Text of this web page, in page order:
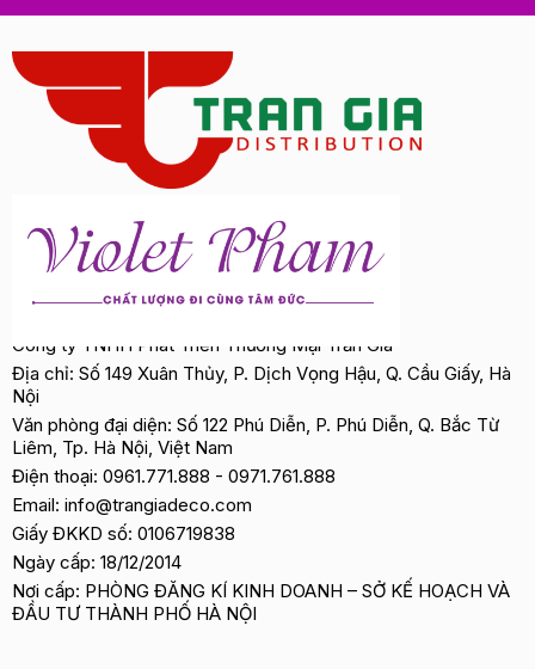
Công ty TNHH Phát Triển Thương Mại Trần Gia
Địa chỉ: Số 149 Xuân Thủy, P. Dịch Vọng Hậu, Q. Cầu Giấy, Hà
Nội
Văn phòng đại diện: Số 122 Phú Diễn, P. Phú Diễn, Q. Bắc Từ
Liêm, Tp. Hà Nội, Việt Nam
Điện thoại: 0961.771.888 - 0971.761.888
Email: info@trangiadeco.com
Giấy ĐKKD số: 0106719838
Ngày cấp: 18/12/2014
Nơi cấp: PHÒNG ĐĂNG KÍ KINH DOANH – SỞ KẾ HOẠCH VÀ
ĐẦU TƯ THÀNH PHỐ HÀ NỘI